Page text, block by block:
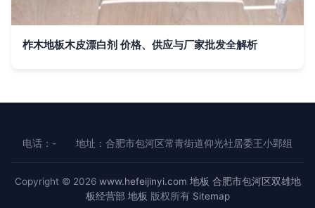
柞木地板木皮漂白剂 价格、供应与厂家批发全解析
电话：- 地址：合肥市包河区常青街道仰光社居委王小郢组
Copyright © 2026 www.hefeijinyi.com 地板 合肥市包河区双雄地
板经营部 地板 版权所有 Sitemap